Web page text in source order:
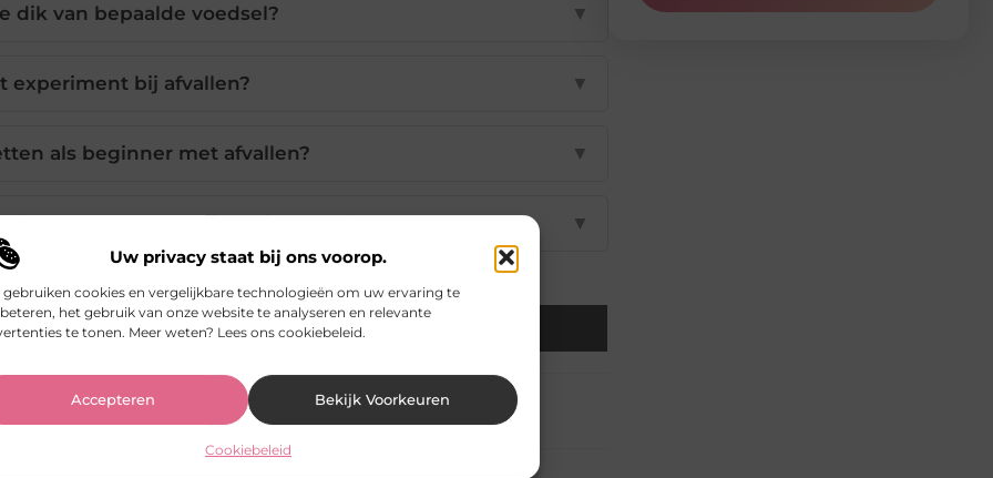
Uw privacy staat bij ons voorop.
gebruiken cookies en vergelijkbare technologieën om uw ervaring te
het gebruik van onze website te analyseren en relevante
te tonen. Meer weten? Lees ons cookiebeleid.
Accepteren Bekijk Voorkeuren
Cookiebeleid
dik van bepaalde voedsel? ▼
experiment bij afvallen? ▼
als beginner met afvallen? ▼
bij gewichtsverlies? ▼
LinkedIn